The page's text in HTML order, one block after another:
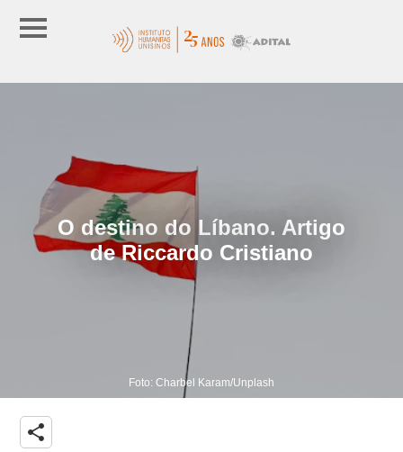
O destino do Líbano. Artigo
de Riccardo Cristiano
Foto: Charbel Karam/Unplash
share